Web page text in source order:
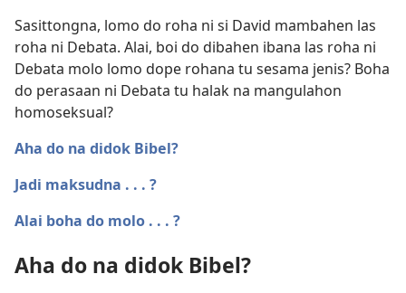
Sasittongna, lomo do roha ni si David mambahen las
roha ni Debata. Alai, boi do dibahen ibana las roha ni
Debata molo lomo dope rohana tu sesama jenis? Boha
do perasaan ni Debata tu halak na mangulahon
homoseksual?
Aha do na didok Bibel?
Jadi maksudna . . . ?
Alai boha do molo . . . ?
Aha do na didok Bibel?